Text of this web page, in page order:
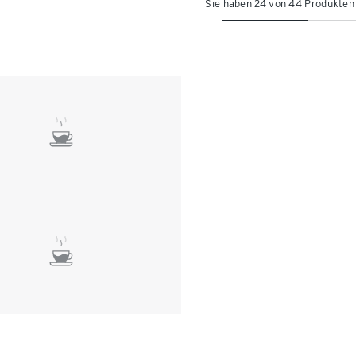
XL 48/50 L
Sie haben 24 von 44 Produkten